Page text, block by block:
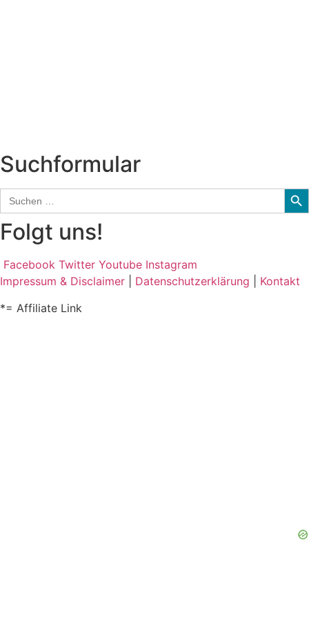
Suchformular
Search
for:
Folgt uns!
Facebook Twitter Youtube Instagram
Impressum & Disclaimer
Datenschutzerklärung
Kontakt
*= Affiliate Link